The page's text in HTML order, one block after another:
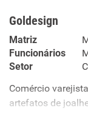
Goldesign
Matriz
Funcionários
Setor
Comércio
artefatos de